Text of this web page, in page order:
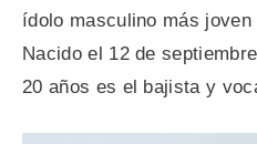
ídolo masculino más
Nacido el 12 de
20 años es el bajista y